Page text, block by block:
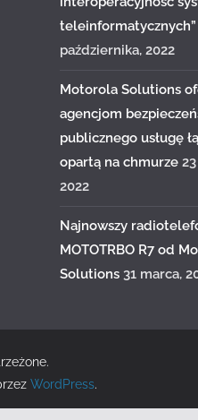
teleinformatycznych”
października, 2022
Motorola Solutions
agencjom
publicznego usługę
opartą na chmurze
2022
Najnowszy
MOTOTRBO R7 od
Solutions 31 marca,
WordPress.